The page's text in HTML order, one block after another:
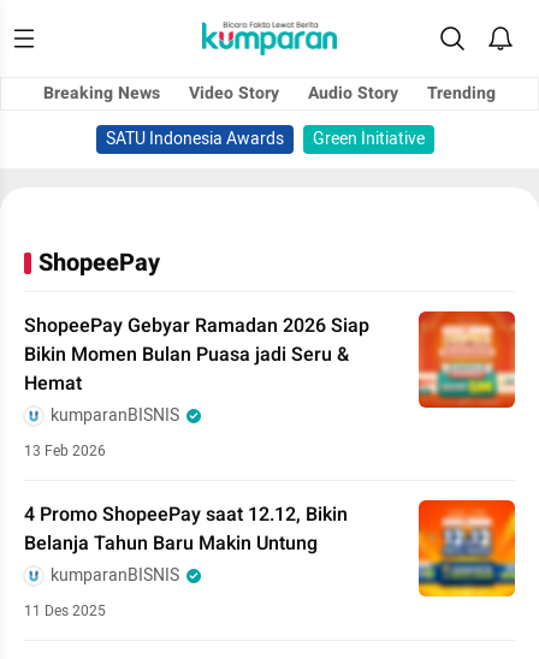
Breaking News Video Story Audio Story
Trending
SATU Indonesia Awards
Green Initiative
ShopeePay
ShopeePay Gebyar Ramadan 2026 Siap
Bikin Momen Bulan Puasa jadi Seru &
Hemat
kumparanBISNIS
13 Feb 2026
4 Promo ShopeePay saat 12.12, Bikin
Belanja Tahun Baru Makin Untung
kumparanBISNIS
11 Des 2025